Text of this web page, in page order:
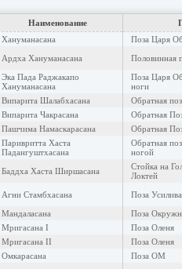
Наименование
Хануманасана Поза Царя
Ардха Хануманасана Половинная
Эка Пада Раджакапо
Хануманасана
Поза Царя
ноги
Випарита Шалабхасана Обратная
Випарита Чакрасана Обратная
Пашчима Намаскарасана Обратная
Паривритта Хаста
Падангуштхасана
Обратная
ногой
Баддха Хаста Ширшасана
Стойка на
Локтей
Агни Стамбхасана Поза
Мандаласана Поза
Мригасана I Поза Оленя
Мригасана II Поза Оленя
Омкарасана Поза ОМ